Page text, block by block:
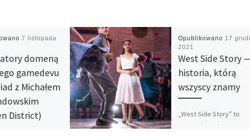
7 listopada
domeną
gamedevu
z Michałem
District)
Opublikowano 17
2021
West Side Story
historia, którą
wszyscy znamy
„West Side Story” to
opowieść, której nie